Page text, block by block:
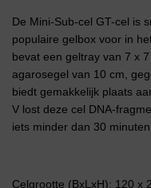
De Mini-Sub-cel GT-cel is
populaire gelbox voor in
bevat een geltray van 7 x
agarosegel van 10 cm,
biedt gemakkelijk plaats
V lost deze cel DNA-
iets minder dan 30 minuten.
Celgrootte (BxLxH): 120 x